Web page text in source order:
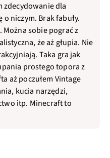
zdecydowanie dla
niczym. Brak fabuły.
sobie pograć z
że aż głupia. Nie
Taka gra jak
prostego topora z
aż poczułem Vintage
kucia narzędzi,
itp. Minecraft to